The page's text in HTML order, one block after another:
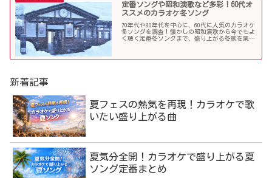
定番ソングや昭和演歌など多彩！60代オ
ススメのカラオケ冬ソング
70年代や80年代を中心に、60代に人気のカラオケ
冬ソングを調査！懐かしの昭和演歌から今でもよ
く聴く定番冬ソングまで、盛り上がる冬歌を集め
新着記事
夏フェスの熱気を再現！カラオケで歌
いたい盛り上がる曲
夏気分全開！カラオケで盛り上がる夏
ソング定番まとめ